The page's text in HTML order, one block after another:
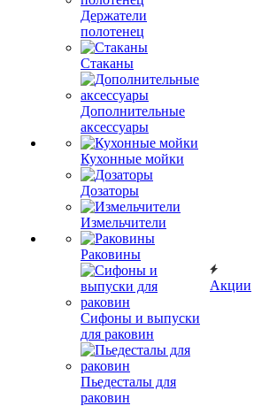
Держатели
полотенец
Стаканы
Дополнительные
аксессуары
Кухонные мойки
Дозаторы
Измельчители
Раковины
Сифоны и выпуски
для раковин
Пьедесталы для
раковин
Акции